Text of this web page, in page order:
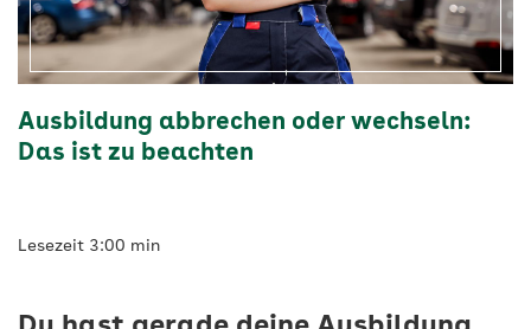
Ausbildung abbrechen oder wechseln:
Das ist zu beachten
Lesezeit 3:00 min